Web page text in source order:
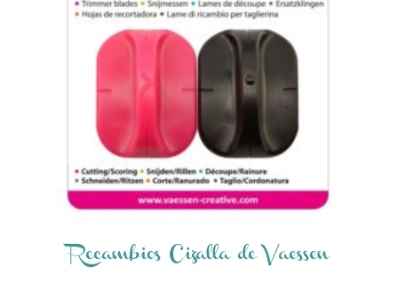
Recambios Cizalla de Vaessen